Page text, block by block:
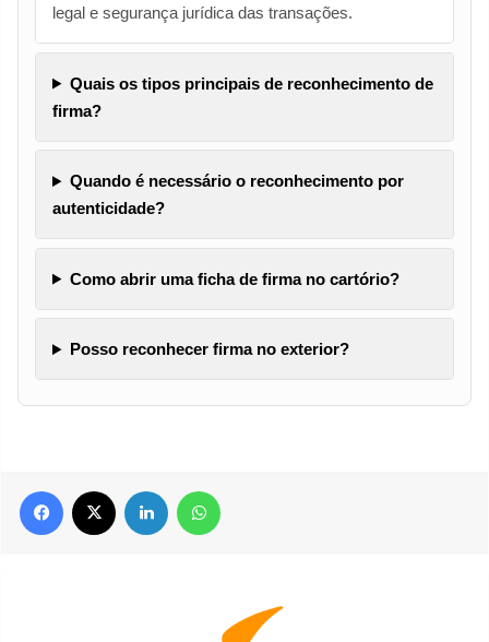
legal e segurança jurídica das transações.
Quais os tipos principais de reconhecimento de
firma?
Quando é necessário o reconhecimento por
autenticidade?
Como abrir uma ficha de firma no cartório?
Posso reconhecer firma no exterior?
Facebook Linkedin